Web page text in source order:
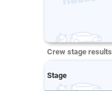
Crew stage results
Stage